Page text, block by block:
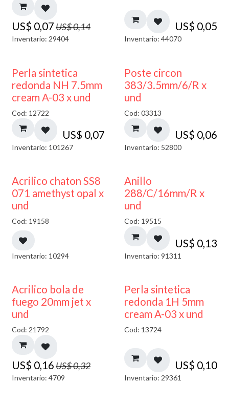
US$ 0,07US$0,14
Inventario: 29404
US$ 0,05
Inventario: 44070
Perla sintetica
redonda NH 7.5mm
cream A-03 x und
Cod: 12722
US$ 0,07
Inventario: 101267
Poste circon
383/3.5mm/6/R x
und
Cod: 03313
US$ 0,06
Inventario: 52800
50% DESCUENTO
Acrilico chaton SS8
071 amethyst opal x
und
Cod: 19158
Inventario: 10294
Anillo
288/C/16mm/R x
und
Cod: 19515
US$ 0,13
Inventario: 91311
50% DESCUENTO
Acrilico bola de
fuego 20mm jet x
und
Cod: 21792
US$ 0,16US$0,32
Inventario: 4709
Perla sintetica
redonda 1H 5mm
cream A-03 x und
Cod: 13724
US$ 0,10
Inventario: 29361